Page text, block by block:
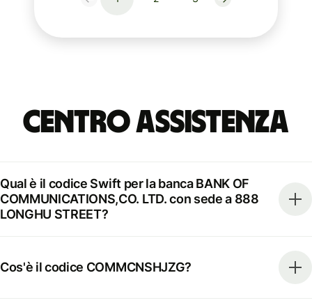
Centro Assistenza
Qual è il codice Swift per la banca BANK OF
COMMUNICATIONS,CO. LTD. con sede a 888
LONGHU STREET?
Cos'è il codice COMMCNSHJZG?